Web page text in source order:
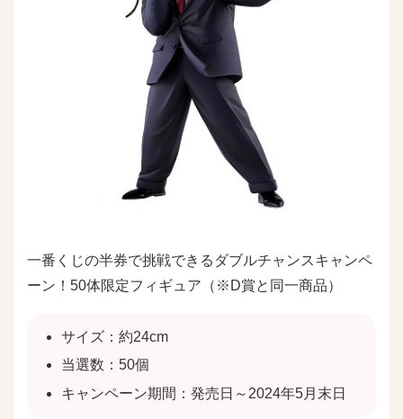
一番くじの半券で挑戦できるダブルチャンスキャンペ
ーン！50体限定フィギュア（※D賞と同一商品）
サイズ：約24cm
当選数：50個
キャンペーン期間：発売日～2024年5月末日